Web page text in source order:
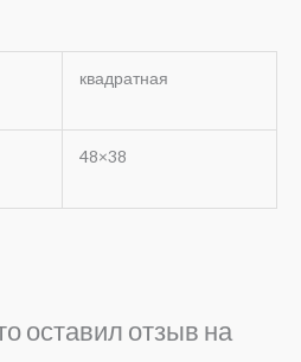
квадратная
48×38
оставил отзыв на